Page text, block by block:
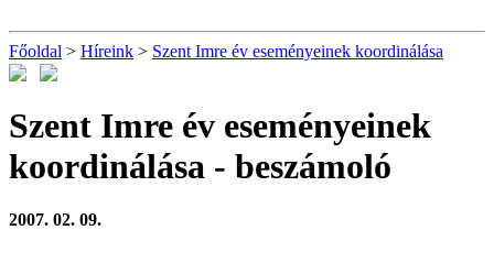
Főoldal > Híreink > Szent Imre év eseményeinek koordinálása
Szent Imre év eseményeinek
koordinálása - beszámoló
2007. 02. 09.